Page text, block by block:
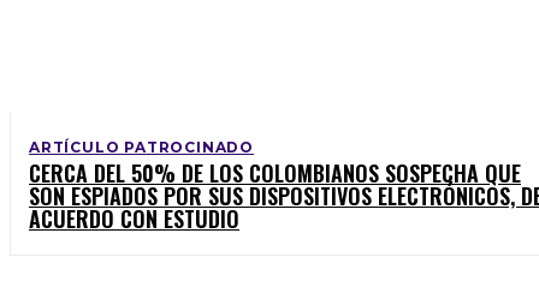
ARTÍCULO PATROCINADO
CERCA DEL 50% DE LOS COLOMBIANOS SOSPECHA QUE
SON ESPIADOS POR SUS DISPOSITIVOS ELECTRÓNICOS,
ACUERDO CON ESTUDIO